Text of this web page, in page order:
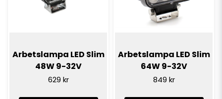
Arbetslampa LED Slim
48W 9-32V
629 kr
Arbetslampa LED Slim
64W 9-32V
849 kr